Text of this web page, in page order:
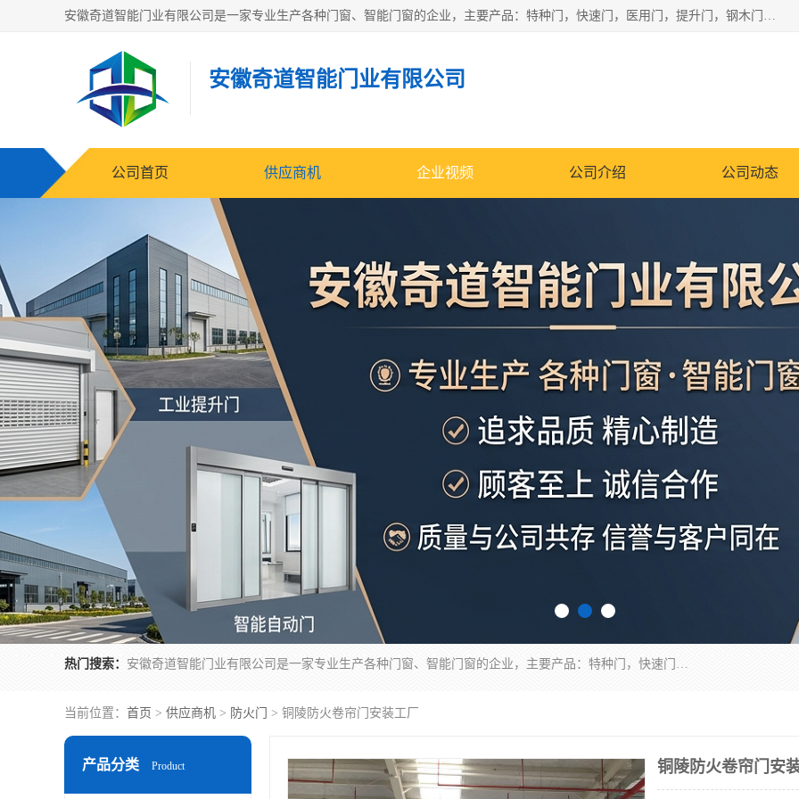
安徽奇道智能门业有限公司是一家专业生产各种门窗、智能门窗的企业，主要产品：特种门，快速门，医用门，提升门，钢木门，智能道闸，钢大门，平移门，卷帘门，保温门，钢制自由门，防火门等，欢迎前来咨询采购。
安徽奇道智能门业有限公司
公司首页 供应商机 企业视频 公司介绍 公司动态
热门搜索： 安徽奇道智能门业有限公司是一家专业生产各种门窗、智能门窗的企业，主要产品：特种门，快速门，医用门，提升门，钢木门，智能道闸，钢大门，平移门，卷帘门，保温门，钢制自由门，防火门等，欢迎前来咨询采购。
当前位置： 首页 > 供应商机 > 防火门 > 铜陵防火卷帘门安装工厂
产品分类 Product 铜陵防火卷帘门安